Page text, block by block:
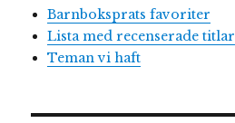
Barnboksprats favoriter
Lista med recenserade titlar
Teman vi haft